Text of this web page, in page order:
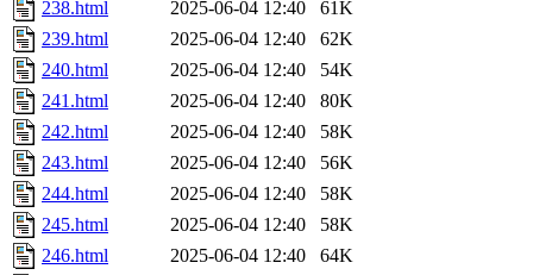
238.html
2025-06-04 12:40
61K
239.html
2025-06-04 12:40
62K
240.html
2025-06-04 12:40
54K
241.html
2025-06-04 12:40
80K
242.html
2025-06-04 12:40
58K
243.html
2025-06-04 12:40
56K
244.html
2025-06-04 12:40
58K
245.html
2025-06-04 12:40
58K
246.html
2025-06-04 12:40
64K